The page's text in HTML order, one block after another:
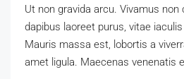
Ut non gravida arcu. Vivamus non
dapibus laoreet purus, vitae
Mauris massa est, lobortis a
amet ligula. Maecenas venenatis